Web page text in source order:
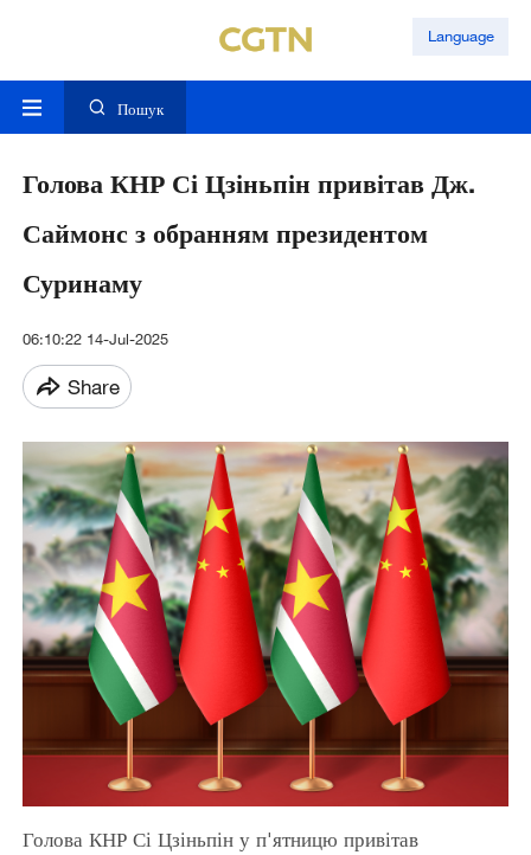
Language
Пошук
Голова КНР Сі Цзіньпін привітав Дж.
Саймонс з обранням президентом
Суринаму
06:10:22 14-Jul-2025
Share
Голова КНР Сі Цзіньпін у п'ятницю привітав